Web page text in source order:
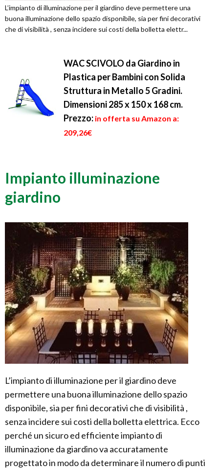
L’impianto di illuminazione per il giardino deve permettere una
buona illuminazione dello spazio disponibile, sia per fini decorativi
che di visibilità , senza incidere sui costi della bolletta elettr...
WAC SCIVOLO da Giardino in
Plastica per Bambini con Solida
Struttura in Metallo 5 Gradini.
Dimensioni 285 x 150 x 168 cm.
Prezzo: in offerta su Amazon a:
209,26€
Impianto illuminazione
giardino
L’impianto di illuminazione per il giardino deve
permettere una buona illuminazione dello spazio
disponibile, sia per fini decorativi che di visibilità ,
senza incidere sui costi della bolletta elettrica. Ecco
perché un sicuro ed efficiente impianto di
illuminazione da giardino va accuratamente
progettato in modo da determinare il numero di punti